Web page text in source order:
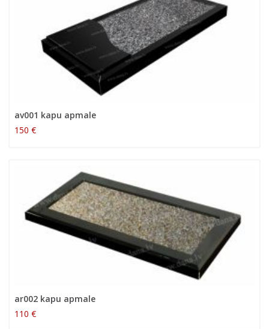
av001 kapu apmale
150 €
ar002 kapu apmale
110 €